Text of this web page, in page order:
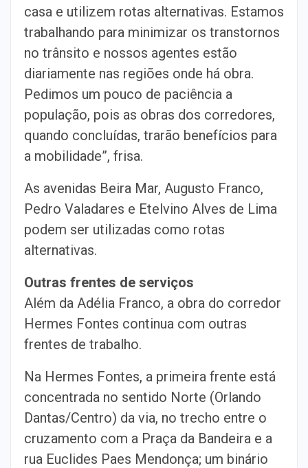
casa e utilizem rotas alternativas. Estamos
trabalhando para minimizar os transtornos
no trânsito e nossos agentes estão
diariamente nas regiões onde há obra.
Pedimos um pouco de paciência a
população, pois as obras dos corredores,
quando concluídas, trarão benefícios para
a mobilidade”, frisa.
As avenidas Beira Mar, Augusto Franco,
Pedro Valadares e Etelvino Alves de Lima
podem ser utilizadas como rotas
alternativas.
Outras frentes de serviços
Além da Adélia Franco, a obra do corredor
Hermes Fontes continua com outras
frentes de trabalho.
Na Hermes Fontes, a primeira frente está
concentrada no sentido Norte (Orlando
Dantas/Centro) da via, no trecho entre o
cruzamento com a Praça da Bandeira e a
rua Euclides Paes Mendonça; um binário